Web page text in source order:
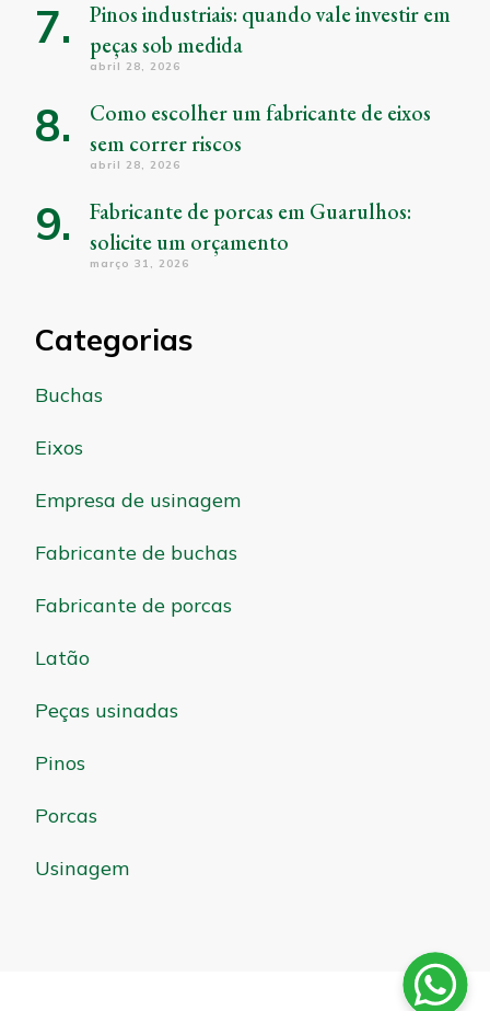
Pinos industriais: quando vale investir em
peças sob medida
abril 28, 2026
Como escolher um fabricante de eixos
sem correr riscos
abril 28, 2026
Fabricante de porcas em Guarulhos:
solicite um orçamento
março 31, 2026
Categorias
Buchas
Eixos
Empresa de usinagem
Fabricante de buchas
Fabricante de porcas
Latão
Peças usinadas
Pinos
Porcas
Usinagem